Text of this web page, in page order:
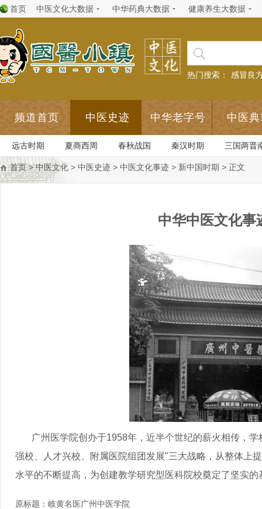
首页 中医文化大数据 中华药典大数据 健康养生大数据
热门搜索： 感冒良
频道首页 中医史迹 中华老字号 中医
远古时期 夏商西周 春秋战国 秦汉时期 三国两晋
首页>中医文化 > 中医史迹 > 中医文化事迹 > 新中国时期 > 正文
中华中医文化事
广州医学院创办于1958年，近半个世纪的薪火相传，学
强校、人才兴校、附属医院组团发展"三大战略，从整体上
水平的不断提高，为创建教学研究型医科院校奠定了坚实的
原标题： 岐黄名医广州中医学院